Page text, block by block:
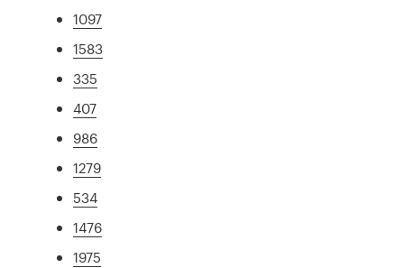
1097
1583
335
407
986
1279
534
1476
1975